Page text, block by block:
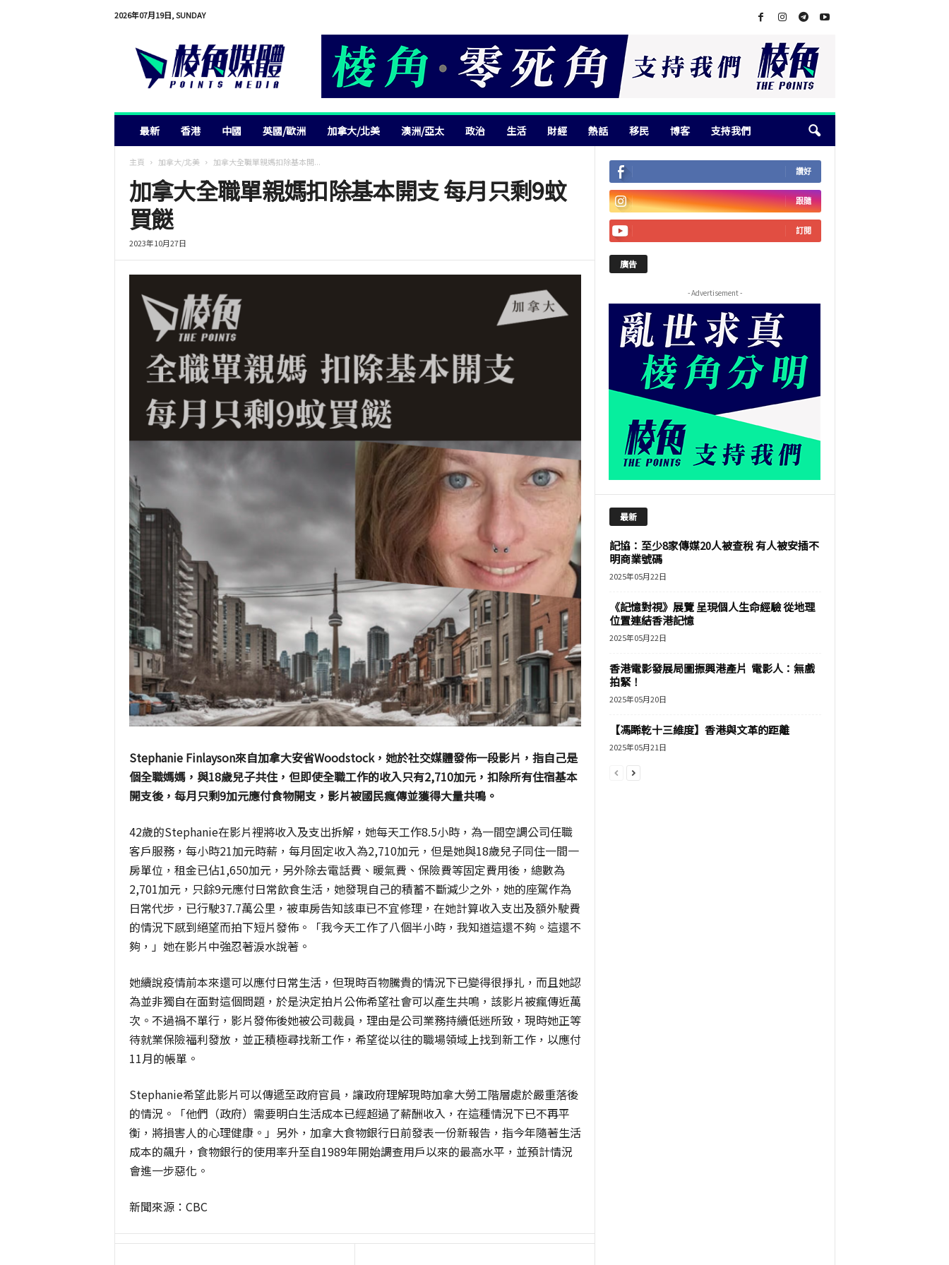
2026年07月19日, SUNDAY
最新 香港 中國 英國/歐洲 加拿大/北美 澳洲/亞太 政治 生活 財經 熱話 移民 博客 支持我們
主頁 加拿大/北美 加拿大全職單親媽扣除基本開...
加拿大全職單親媽扣除基本開支 每月只剩9蚊
買餸
2023年10月27日
Stephanie Finlayson來自加拿大安省Woodstock，她於社交媒體發佈一段影片，指自己是
個全職媽媽，與18歲兒子共住，但即使全職工作的收入只有2,710加元，扣除所有住宿基本
開支後，每月只剩9加元應付食物開支，影片被國民瘋傳並獲得大量共鳴。
42歲的Stephanie在影片裡將收入及支出拆解，她每天工作8.5小時，為一間空調公司任職
客戶服務，每小時21加元時薪，每月固定收入為2,710加元，但是她與18歲兒子同住一間一
房單位，租金已佔1,650加元，另外除去電話費、暖氣費、保險費等固定費用後，總數為
2,701加元，只餘9元應付日常飲食生活，她發現自己的積蓄不斷減少之外，她的座駕作為
日常代步，已行駛37.7萬公里，被車房告知該車已不宜修理，在她計算收入支出及額外駛費
的情況下感到絕望而拍下短片發佈。「我今天工作了八個半小時，我知道這還不夠。這還不
夠，」她在影片中強忍著淚水說著。
她續說疫情前本來還可以應付日常生活，但現時百物騰貴的情況下已變得很掙扎，而且她認
為並非獨自在面對這個問題，於是決定拍片公佈希望社會可以產生共鳴，該影片被瘋傳近萬
次。不過禍不單行，影片發佈後她被公司裁員，理由是公司業務持續低迷所致，現時她正等
待就業保險福利發放，並正積極尋找新工作，希望從以往的職場領域上找到新工作，以應付
11月的帳單。
Stephanie希望此影片可以傳遞至政府官員，讓政府理解現時加拿大勞工階層處於嚴重落後
的情況。「他們（政府）需要明白生活成本已經超過了薪酬收入，在這種情況下已不再平
衡，將損害人的心理健康。」另外，加拿大食物銀行日前發表一份新報告，指今年隨著生活
成本的飆升，食物銀行的使用率升至自1989年開始調查用戶以來的最高水平，並預計情況
會進一步惡化。
新聞來源： CBC
讚好
跟隨
訂閱
廣告
- Advertisement -
最新
記協：至少8家傳媒20人被查稅 有人被安插不
明商業號碼
2025年05月22日
《記憶對視》展覽 呈現個人生命經驗 從地理
位置連結香港記憶
2025年05月22日
香港電影發展局圖振興港產片 電影人：無戲
拍緊！
2025年05月20日
【馮睎乾十三維度】香港與文革的距離
2025年05月21日